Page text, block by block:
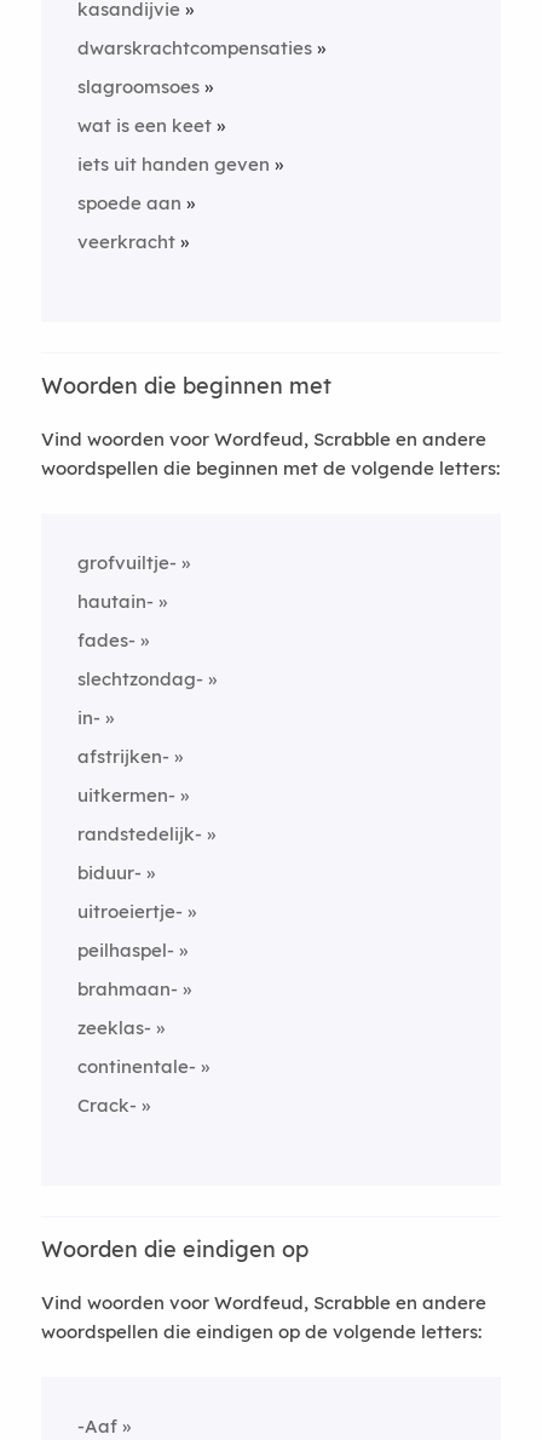
kasandijvie
dwarskrachtcompensaties
slagroomsoes
wat is een keet
iets uit handen geven
spoede aan
veerkracht
Woorden die beginnen met
Vind woorden voor Wordfeud, Scrabble en andere
woordspellen die beginnen met de volgende letters:
grofvuiltje-
hautain-
fades-
slechtzondag-
in-
afstrijken-
uitkermen-
randstedelijk-
biduur-
uitroeiertje-
peilhaspel-
brahmaan-
zeeklas-
continentale-
Crack-
Woorden die eindigen op
Vind woorden voor Wordfeud, Scrabble en andere
woordspellen die eindigen op de volgende letters:
-Aaf